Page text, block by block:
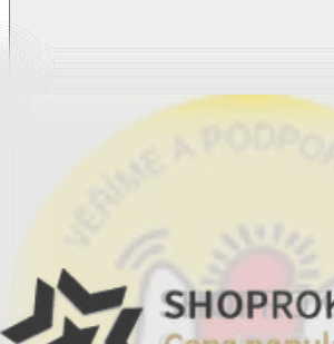
Zobraziť všetko
Všetko z Obliečky